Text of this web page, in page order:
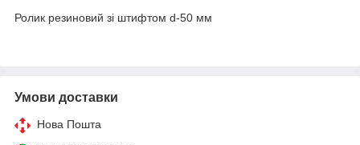
Ролик резиновий зі штифтом d-50 мм
Умови доставки
Нова Пошта